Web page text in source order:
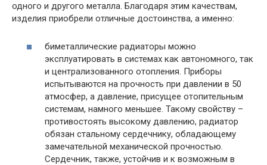
одного и другого металла. Благодаря этим качествам,
изделия приобрели отличные достоинства, а именно:
биметаллические радиаторы можно
эксплуатировать в системах как автономного, так
и централизованного отопления. Приборы
испытываются на прочность при давлении в 50
атмосфер, а давление, присущее отопительным
системам, намного меньшее. Такому свойству –
противостоять высокому давлению, радиатор
обязан стальному сердечнику, обладающему
замечательной механической прочностью.
Сердечник, также, устойчив и к возможным в